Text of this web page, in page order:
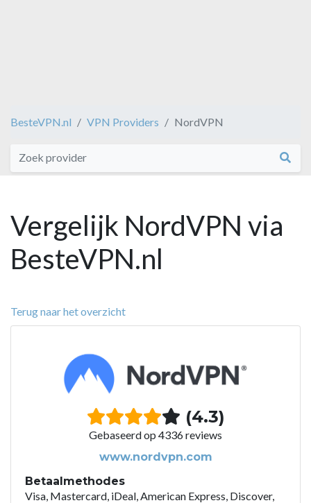
BesteVPN.nl VPN Providers NordVPN
Vergelijk NordVPN via
BesteVPN.nl
Terug naar het overzicht
(4.3)
Gebaseerd op 4336 reviews
www.nordvpn.com
Betaalmethodes
Visa, Mastercard, iDeal, American Express, Discover,